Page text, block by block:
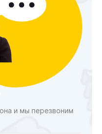
и мы перезвоним